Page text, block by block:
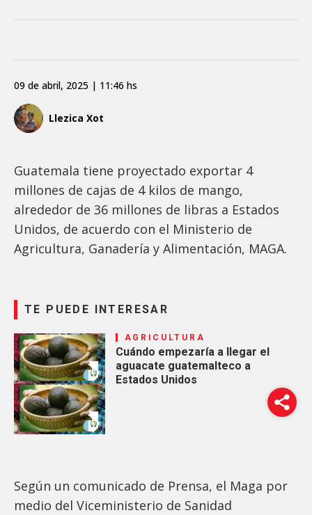
Llezica Xot
09 de abril, 2025 | 11:46 hs
Guatemala tiene proyectado exportar 4
millones de cajas de 4 kilos de mango,
alrededor de 36 millones de libras a Estados
Unidos, de acuerdo con el Ministerio de
Agricultura, Ganadería y Alimentación, MAGA.
TE PUEDE INTERESAR
AGRICULTURA
Cuándo empezaría a llegar el
aguacate guatemalteco a
Estados Unidos
Según un comunicado de Prensa, el Maga por
medio del Viceministerio de Sanidad